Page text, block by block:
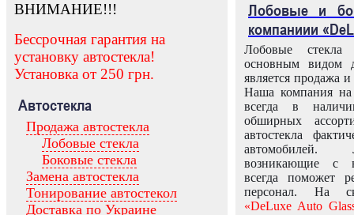
ВНИМАНИЕ!!!
Бессрочная гарантия на
установку автостекла!
Установка от 250 грн.
Автостекла
Продажа автостекла
Лобовые стекла
Боковые стекла
Замена автостекла
Тонирование автостекол
Доставка по Украине
Лобовые и
компаниии
Лобовые
основным видом
является продажа и
Наша компания на
всегда в
обширных
автостекла
возникающие с
всегда поможет
персонал. На
«DeLuxe Auto